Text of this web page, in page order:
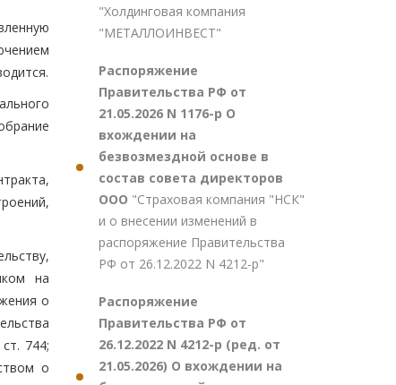
на
о
744;
о
"Холдинговая компания
"МЕТАЛЛОИНВЕСТ"
Распоряжение
Правительства РФ от
21.05.2026 N 1176-р О
вхождении на
безвозмездной основе в
состав совета директоров
ООО "Страховая компания "НСК"
и о внесении изменений в
распоряжение Правительства
РФ от 26.12.2022 N 4212-р"
Распоряжение
Правительства РФ от
26.12.2022 N 4212-р (ред. от
21.05.2026) О вхождении на